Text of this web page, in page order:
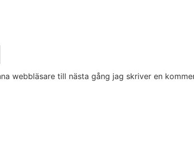
webbläsare till nästa gång jag skriver en